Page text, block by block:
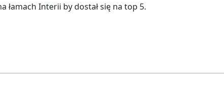
Interii by dostał się na top 5.